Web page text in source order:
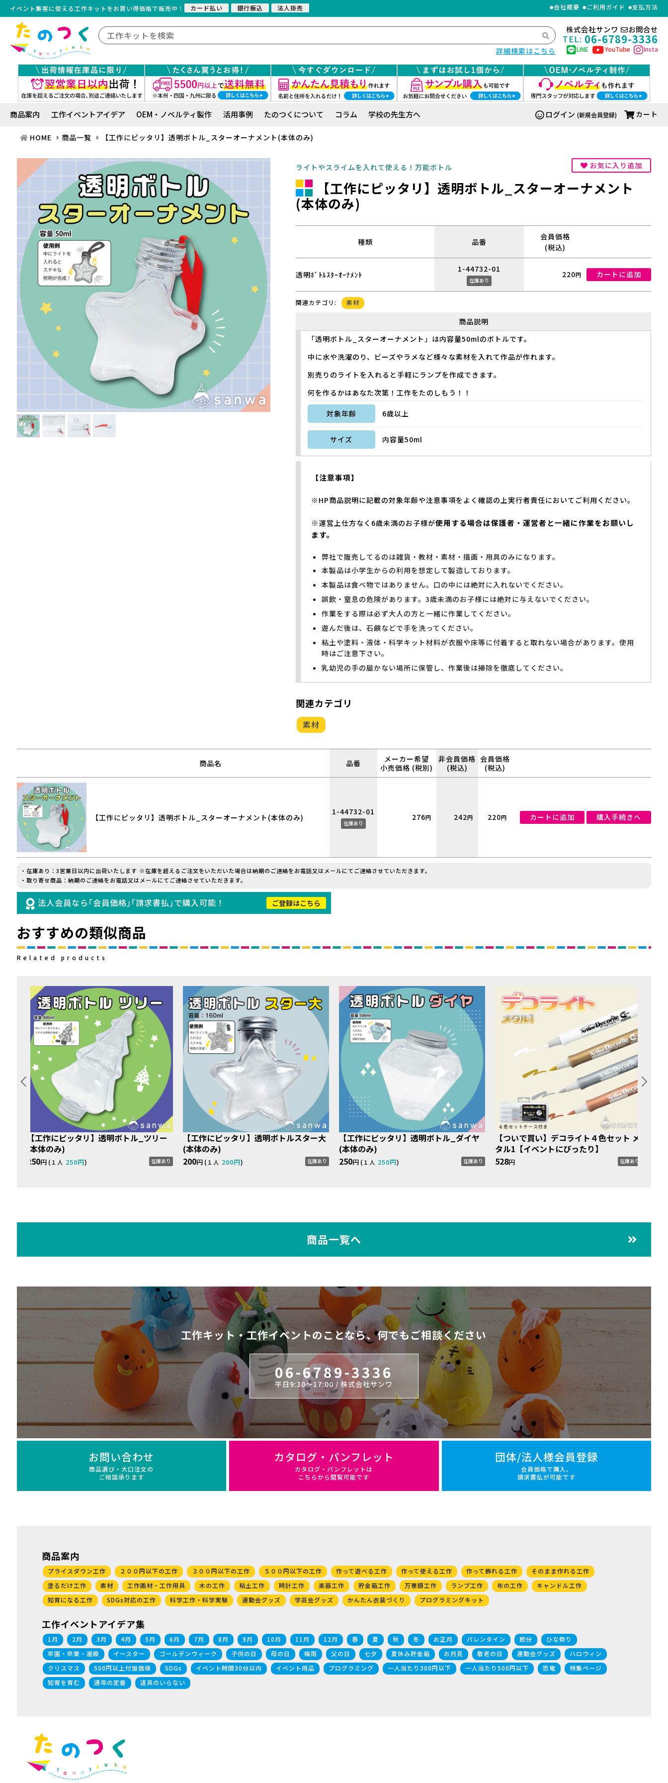
イベント集客に使える工作キットをお買い得価格で販売中！ カード払い 銀行振込 法人掛売 会社概要 ご利用ガイド 支払方法
詳細検索はこちら
株式会社サンワ お問合せ
TEL: 06-6789-3336
LINE YouTube Insta
商品案内 工作イベントアイデア OEM・ノベルティ製作 活用事例 たのつくについて コラム 学校の先生方へ ログイン (新規会員登録) カート
HOME 商品一覧 【工作にピッタリ】透明ボトル_スターオーナメント(本体のみ)
ライトやスライムを入れて使える！万能ボトル お気に入り追加
【工作にピッタリ】透明ボトル_スターオーナメント
(本体のみ)
種類 品番
会員価格
(税込)
透明ﾎﾞﾄﾙｽﾀｰｵｰﾅﾒﾝﾄ
1-44732-01
在庫あり
220円 カートに追加
関連カテゴリ: 素材
商品説明
「透明ボトル_スターオーナメント」は内容量50mlのボトルです。
中に水や洗濯のり、ビーズやラメなど様々な素材を入れて作品が作れます。
別売りのライトを入れると手軽にランプを作成できます。
何を作るかはあなた次第！工作をたのしもう！！
対象年齢 6歳以上
サイズ 内容量50ml
【注意事項】
※HP商品説明に記載の対象年齢や注意事項をよく確認の上実行者責任においてご利用ください。
※運営上仕方なく6歳未満のお子様が使用する場合は保護者・運営者と一緒に作業をお願いし
ます。
弊社で販売してるのは雑貨・教材・素材・描画・用具のみになります。
本製品は小学生からの利用を想定して製造しております。
本製品は食べ物ではありません。口の中には絶対に入れないでください。
誤飲・窒息の危険があります。3歳未満のお子様には絶対に与えないでください。
作業をする際は必ず大人の方と一緒に作業してください。
遊んだ後は、石鹸などで手を洗ってください。
粘土や塗料・液体・科学キット材料が衣服や床等に付着すると取れない場合があります。使用
時はご注意下さい。
乳幼児の手の届かない場所に保管し、作業後は掃除を徹底してください。
関連カテゴリ
素材
商品名 品番
メーカー希望
小売価格 (税別)
非会員価格
(税込)
会員価格
(税込)
【工作にピッタリ】透明ボトル_スターオーナメント(本体のみ)
1-44732-01
在庫あり
276円 242円 220円 カートに追加 購入手続きへ
・在庫あり：3営業日以内に出荷いたします ※在庫を超えるご注文をいただいた場合は納期のご連絡をお電話又はメールにてご連絡させていただきます。
・取り寄せ商品：納期のご連絡をお電話又はメールにてご連絡させていただきます。
法人会員なら｢会員価格｣｢請求書払｣で購入可能！ ご登録はこちら
おすすめの類似商品
Related products
【工作にピッタリ】透明ボトル_ツリー
(本体のみ)
250円 ( １人 250円) 在庫あり
【工作にピッタリ】透明ボトルスター大
(本体のみ)
200円 ( １人 200円) 在庫あり
【工作にピッタリ】透明ボトル_ダイヤ
(本体のみ)
250円 ( １人 250円) 在庫あり
【ついで買い】デコライト４色セット メ
タル1【イベントにぴったり】
528円 在庫あり
商品一覧へ
工作キット・工作イベントのことなら、何でもご相談ください
06-6789-3336
平日9:30～17:00 / 株式会社サンワ
お問い合わせ
商品選び・大口注文の
ご相談承ります
カタログ・パンフレット
カタログ・パンフレットは
こちらから閲覧可能です
団体/法人様会員登録
会員価格で購入、
請求書払が可能です
商品案内
プライスダウン工作 ２００円以下の工作 ３００円以下の工作 ５００円以下の工作 作って遊べる工作 作って使える工作 作って飾れる工作
そのまま作れる工作
塗るだけ工作
素材 工作画材・工作用具 木の工作 粘土工作 時計工作 楽器工作 貯金箱工作 万華鏡工作 ランプ工作 布の工作
キャンドル工作
知育になる工作
SDGs対応の工作 科学工作・科学実験 運動会グッズ 学芸会グッズ かんたん衣装づくり プログラミングキット
工作イベントアイデア集
1月 2月 3月 4月 5月 6月 7月 8月 9月 10月 11月 12月 春 夏 秋 冬 お正月 バレンタイン 節分
ひな祭り
卒園・卒業・進級
イースター ゴールデンウィーク 子供の日 母の日 梅雨 父の日 七夕 夏休み貯金箱 お月見 敬老の日 運動会グッズ
ハロウィン
クリスマス
500円以上付加価値 SDGs イベント時間30分以内 イベント用品 プログラミング 一人当たり300円以下 一人当たり500円以下 恐竜
特集ページ
知育を育む
通年の定番 道具のいらない